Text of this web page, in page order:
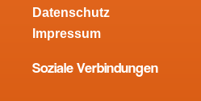
Datenschutz
Impressum
Soziale Verbindungen